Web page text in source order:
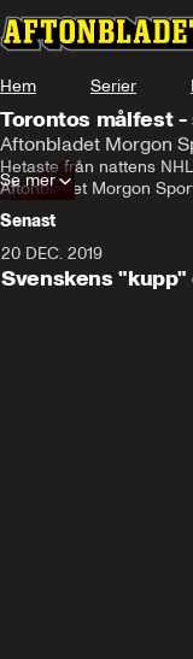
Hem Serier
Torontos målfest
Aftonbladet Morgon
Hetaste från nattens NHL
Aftonbladet Morgon
Se mer
Senast
20 DEC. 2019
Svenskens